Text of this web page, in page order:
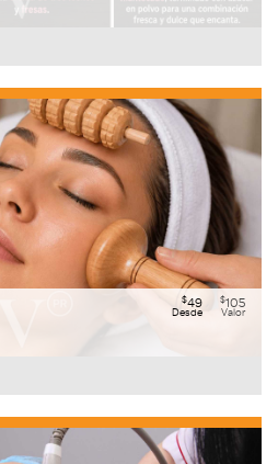
$49
Desde
$105
Valor